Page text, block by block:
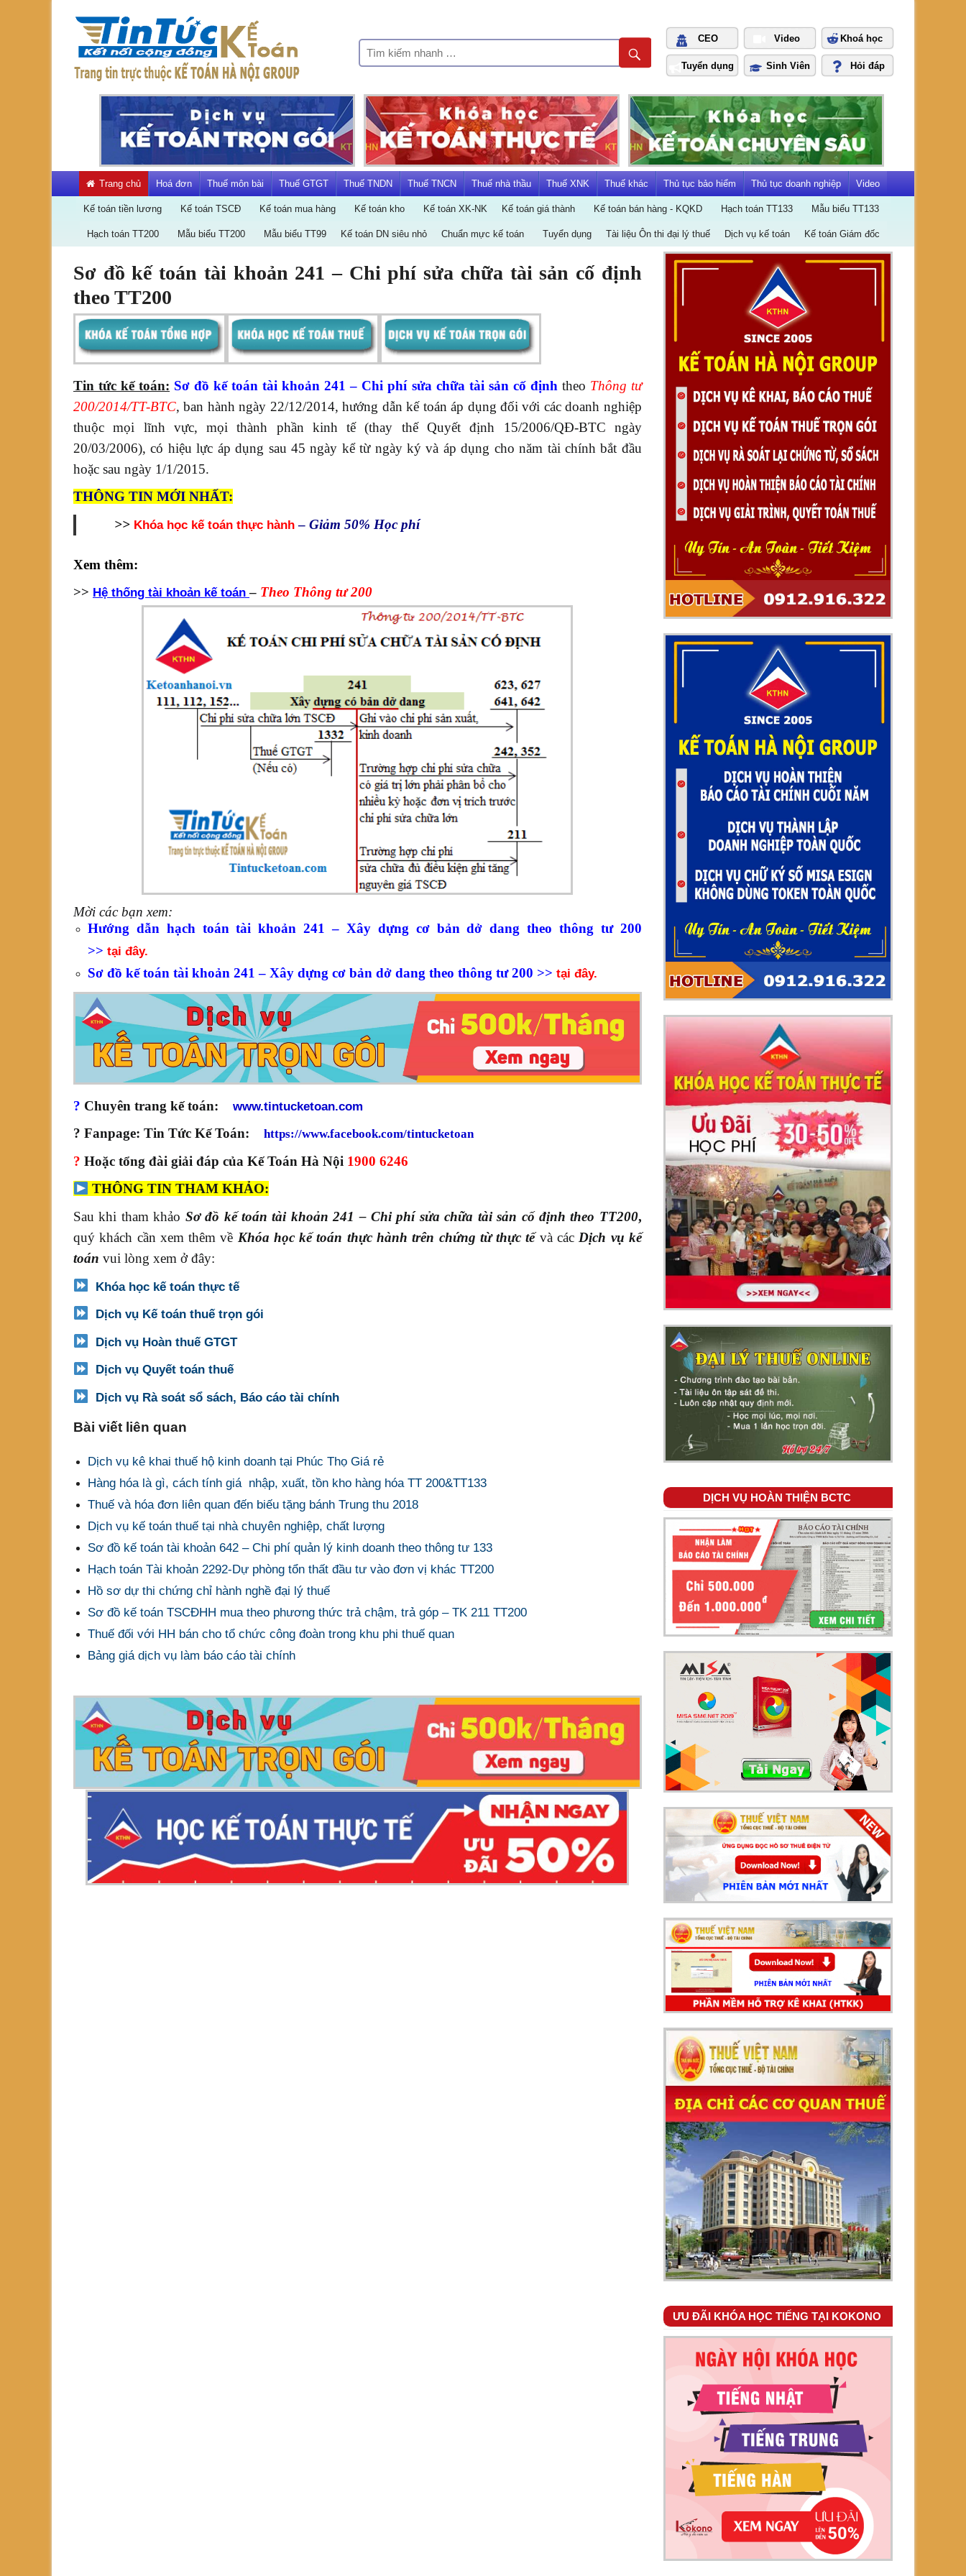
content
HÀ
NỘI
GROUP
toán
CEO Video Khoá học
Tuyển dụng Sinh Viên Hỏi đáp
Trang chủ Hoá đơn Thuế môn bài Thuế GTGT Thuế TNDN Thuế TNCN Thuế nhà thầu Thuế XNK Thuế khác Thủ tục bảo hiểm Thủ tục doanh nghiệp Video
Kế toán tiền lương Kế toán TSCĐ Kế toán mua hàng Kế toán kho Kế toán XK-NK Kế toán giá thành Kế toán bán hàng - KQKD Hạch toán TT133 Mẫu biểu TT133
Hạch toán TT200 Mẫu biểu TT200 Mẫu biểu TT99 Kế toán DN siêu nhỏ Chuẩn mực kế toán Tuyển dụng Tài liệu Ôn thi đại lý thuế Dịch vụ kế toán Kế toán Giám đốc
Hạch
toán
TT200
Sơ đồ
toán
TT200
Sơ đồ kế toán tài khoản 241 – Chi phí sửa chữa tài sản cố định
theo TT200
Tin tức kế toán: Sơ đồ kế toán tài khoản 241 – Chi phí sửa chữa tài sản cố định theo Thông tư
200/2014/TT-BTC, ban hành ngày 22/12/2014, hướng dẫn kế toán áp dụng đối với các doanh nghiệp
thuộc mọi lĩnh vực, mọi thành phần kinh tế (thay thế Quyết định 15/2006/QĐ-BTC ngày
20/03/2006), có hiệu lực áp dụng sau 45 ngày kể từ ngày ký và áp dụng cho năm tài chính bắt đầu
hoặc sau ngày 1/1/2015.
THÔNG TIN MỚI NHẤT:
>> Khóa học kế toán thực hành– Giảm 50% Học phí
Xem thêm:
>> Hệ thống tài khoản kế toán – Theo Thông tư 200
Mời các bạn xem:
Hướng dẫn hạch toán tài khoản 241 – Xây dựng cơ bản dở dang theo thông tư 200
>> tại đây.
Sơ đồ kế toán tài khoản 241 – Xây dựng cơ bản dở dang theo thông tư 200 >> tại đây.
? Chuyên trang kế toán: www.tintucketoan.com
? Fanpage: Tin Tức Kế Toán: https://www.facebook.com/tintucketoan
? Hoặc tổng đài giải đáp của Kế Toán Hà Nội 1900 6246
THÔNG TIN THAM KHẢO:
Sau khi tham khảo Sơ đồ kế toán tài khoản 241 – Chi phí sửa chữa tài sản cố định theo TT200,
quý khách cần xem thêm về Khóa học kế toán thực hành trên chứng từ thực tếvà các Dịch vụ kế
toán vui lòng xem ở đây:
Khóa học kế toán thực tế
Dịch vụ Kế toán thuế trọn gói
Dịch vụ Hoàn thuế GTGT
Dịch vụ Quyết toán thuế
Dịch vụ Rà soát sổ sách, Báo cáo tài chính
Bài viết liên quan
Dịch vụ kê khai thuế hộ kinh doanh tại Phúc Thọ Giá rẻ
Hàng hóa là gì, cách tính giá nhập, xuất, tồn kho hàng hóa TT 200&TT133
Thuế và hóa đơn liên quan đến biếu tặng bánh Trung thu 2018
Dịch vụ kế toán thuế tại nhà chuyên nghiệp, chất lượng
Sơ đồ kế toán tài khoản 642 – Chi phí quản lý kinh doanh theo thông tư 133
Hạch toán Tài khoản 2292-Dự phòng tổn thất đầu tư vào đơn vị khác TT200
Hồ sơ dự thi chứng chỉ hành nghề đại lý thuế
Sơ đồ kế toán TSCĐHH mua theo phương thức trả chậm, trả góp – TK 211 TT200
Thuế đối với HH bán cho tổ chức công đoàn trong khu phi thuế quan
Bảng giá dịch vụ làm báo cáo tài chính
DỊCH VỤ HOÀN THIỆN BCTC
ƯU ĐÃI KHÓA HỌC TIẾNG TẠI KOKONO